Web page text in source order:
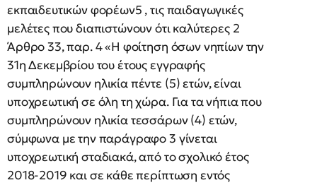
εκπαιδευτικών φορέων5 , τις παιδαγωγικές
μελέτες που διαπιστώνουν ότι καλύτερες 2
Άρθρο 33, παρ. 4 «Η φοίτηση όσων νηπίων την
31η Δεκεμβρίου του έτους εγγραφής
συμπληρώνουν ηλικία πέντε (5) ετών, είναι
υποχρεωτική σε όλη τη χώρα. Για τα νήπια που
συμπληρώνουν ηλικία τεσσάρων (4) ετών,
σύμφωνα με την παράγραφο 3 γίνεται
υποχρεωτική σταδιακά, από το σχολικό έτος
2018-2019 και σε κάθε περίπτωση εντός